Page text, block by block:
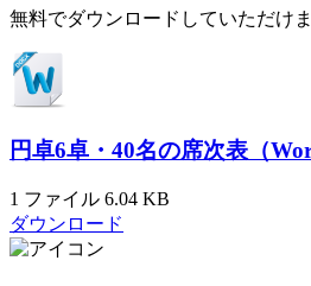
無料でダウンロードしていただけま
円卓6卓・40名の席次表（
1 ファイル 6.04 KB
ダウンロード